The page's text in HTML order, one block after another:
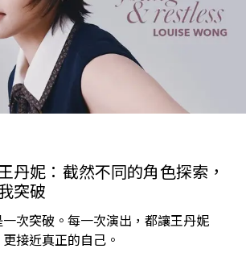
丹妮：截然不同的角色探索，
突破
次突破。每一次演出，都讓王丹妮
接近真正的自己。